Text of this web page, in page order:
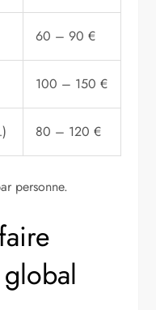
60 – 90 €
100 – 150 €
80 – 120 €
personne.